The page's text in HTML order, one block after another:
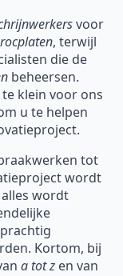
voor
, terwijl
die de
beheersen.
klein voor ons
u te helpen
tot
wordt
wordt
Kortom, bij
a tot z en van